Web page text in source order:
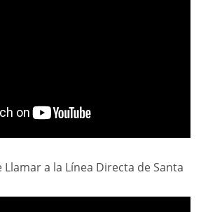
Llamar a la Línea Directa de Santa